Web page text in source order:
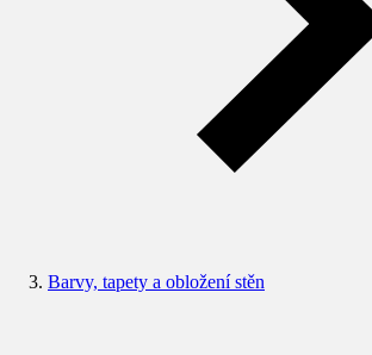
Barvy, tapety a obložení stěn